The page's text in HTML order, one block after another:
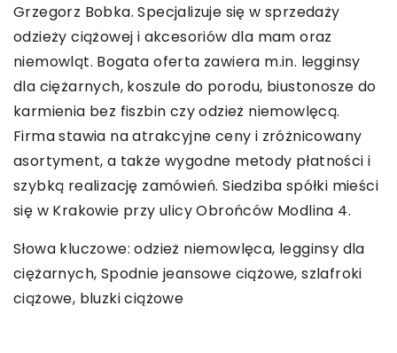
Grzegorz Bobka. Specjalizuje się w sprzedaży
odzieży ciążowej i akcesoriów dla mam oraz
niemowląt. Bogata oferta zawiera m.in. legginsy
dla ciężarnych, koszule do porodu, biustonosze do
karmienia bez fiszbin czy odzież niemowlęcą.
Firma stawia na atrakcyjne ceny i zróżnicowany
asortyment, a także wygodne metody płatności i
szybką realizację zamówień. Siedziba spółki mieści
się w Krakowie przy ulicy Obrońców Modlina 4.
Słowa kluczowe: odzież niemowlęca, legginsy dla
ciężarnych, Spodnie jeansowe ciążowe, szlafroki
ciążowe, bluzki ciążowe